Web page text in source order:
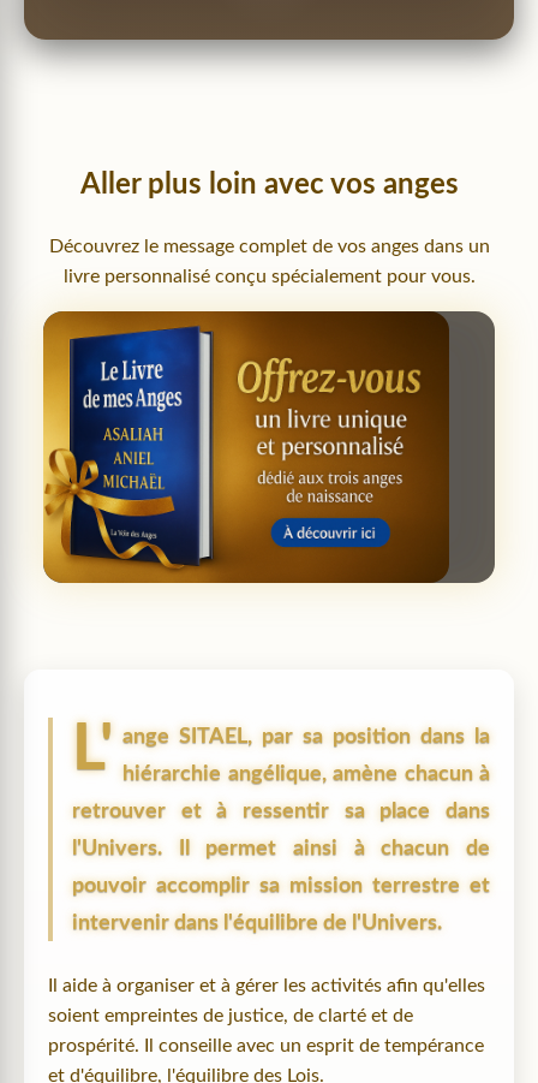
Aller plus loin avec vos anges
Découvrez le message complet de vos anges dans un
livre personnalisé conçu spécialement pour vous.
L' ange SITAEL, par sa position dans la
hiérarchie angélique, amène chacun à
retrouver et à ressentir sa place dans
l'Univers. Il permet ainsi à chacun de
pouvoir accomplir sa mission terrestre et
intervenir dans l'équilibre de l'Univers.
Il aide à organiser et à gérer les activités afin qu'elles
soient empreintes de justice, de clarté et de
prospérité. Il conseille avec un esprit de tempérance
et d'équilibre, l'équilibre des Lois.